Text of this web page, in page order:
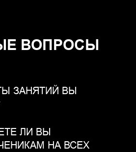
ВОПРОСЫ
ЗАНЯТИЙ ВЫ
ЛИ ВЫ
НА ВСЕХ